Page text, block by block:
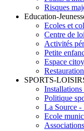
Risques
Education-
Ecoles et
Centre de
Activités
Petite
Espace
SPORTS-
Installations
Politique
La Source
Ecole